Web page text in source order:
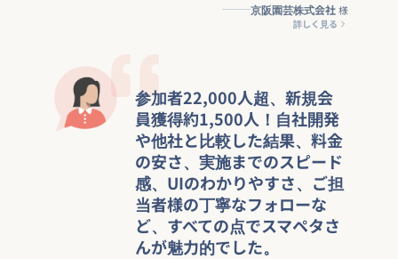
京阪園芸株式会社様
詳しく見る
参加者22,000人超、新規会
員獲得約1,500人！自社開発
や他社と比較した結果、料金
の安さ、実施までのスピード
感、UIのわかりやすさ、ご担
当者様の丁寧なフォローな
ど、すべての点でスマペタさ
んが魅力的でした。